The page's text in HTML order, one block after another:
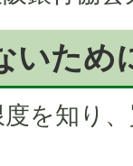
いため
を知り